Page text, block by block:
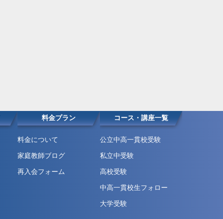
料金プラン コース・講座一覧
料金について
家庭教師ブログ
再入会フォーム
公立中高一貫校受験
私立中受験
高校受験
中高一貫校生フォロー
大学受験